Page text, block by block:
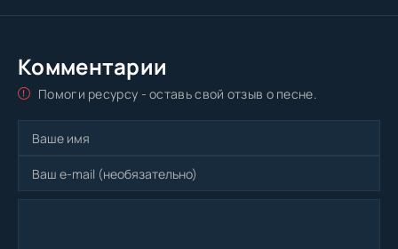
Комментарии
Помоги ресурсу - оставь свой отзыв о песне.